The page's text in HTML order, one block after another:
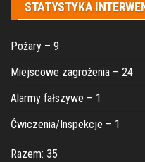
STATYSTYKA
Pożary – 9
Miejscowe zagrożenia – 24
Alarmy fałszywe – 1
Ćwiczenia/Inspekcje – 1
Razem: 35